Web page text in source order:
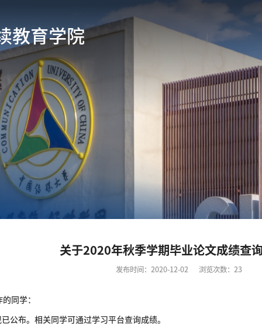
教育学院
关于2020年秋季学期毕业论文成绩查
发布时间：2020-12-02 浏览次数：23
同学：
公布。相关同学可通过学习平台查询成绩。